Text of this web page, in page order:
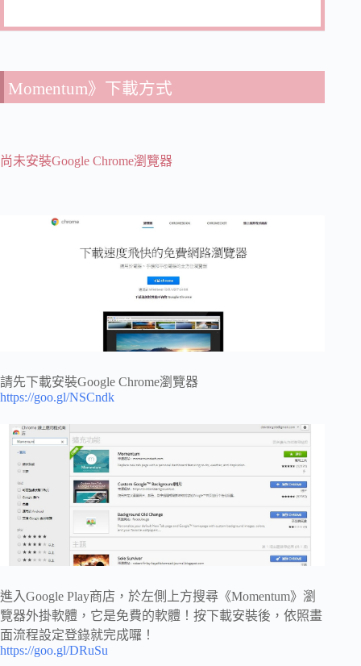
Momentum》下載方式
尚未安裝Google Chrome瀏覽器
請先下載安裝Google Chrome瀏覽器
https://goo.gl/NSCndk
進入Google Play商店，於左側上方搜尋《Momentum》瀏
覽器外掛軟體，它是免費的軟體！按下載安裝後，依照畫
面流程設定登錄就完成囉！
https://goo.gl/DRuSu